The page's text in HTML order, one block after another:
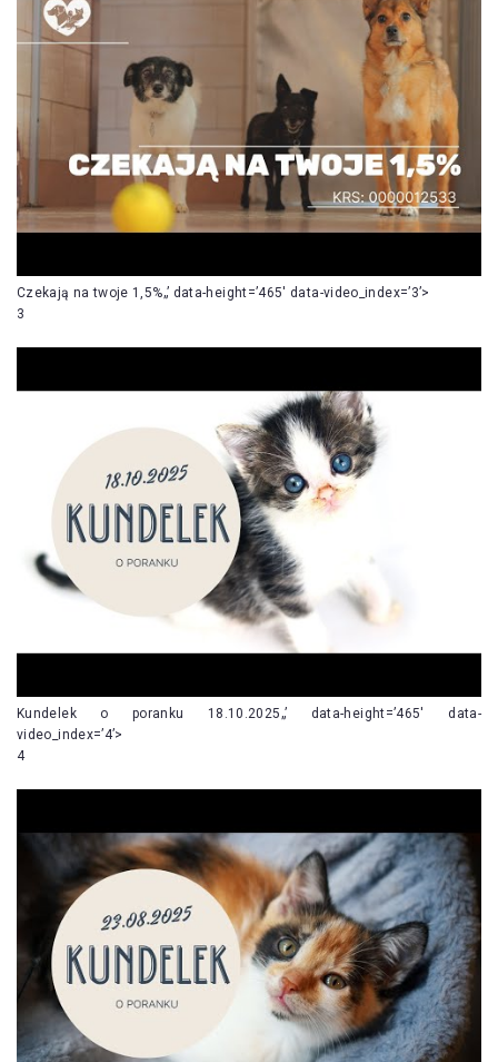
Czekają na twoje 1,5%„’ data-height=’465′ data-video_index=’3’>
3
Kundelek o poranku 18.10.2025„’ data-height=’465′ data-
video_index=’4’>
4